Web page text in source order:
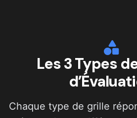
Les 3 Types
Chaque type de grille